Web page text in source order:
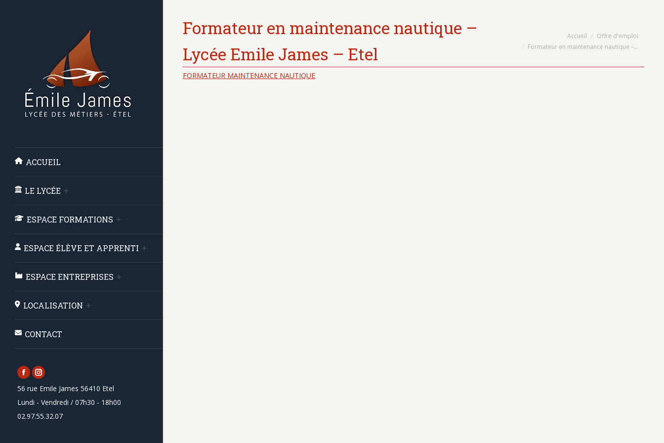
ACCUEIL
LE LYCÉE
ESPACE FORMATIONS
ESPACE ÉLÈVE ET APPRENTI
ESPACE ENTREPRISES
LOCALISATION
CONTACT
Facebook
page
opens
in
Instagram
page
opens
in
56 rue Emile James 56410 Etel
Lundi - Vendredi / 07h30 - 18h00
02.97.55.32.07
Formateur en maintenance nautique –
Lycée Emile James – Etel
Accueil
Offre d'emploi
Formateur en maintenance nautique –…
FORMATEUR MAINTENANCE NAUTIQUE